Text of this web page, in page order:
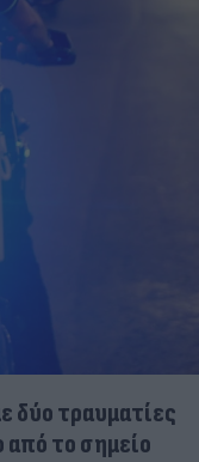
δύο τραυματίες
από το σημείο